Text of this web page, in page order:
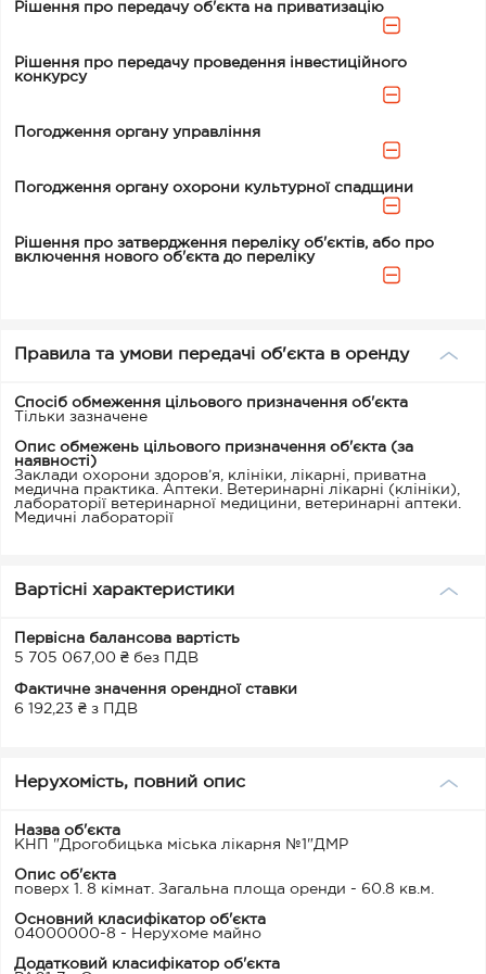
Рішення про передачу об'єкта на приватизацію
Рішення про передачу проведення інвестиційного
конкурсу
Погодження органу управління
Погодження органу охорони культурної спадщини
Рішення про затвердження переліку об'єктів, або про
включення нового об'єкта до переліку
Правила та умови передачі об'єкта в оренду
Спосіб обмеження цільового призначення об'єкта
Тільки зазначене
Опис обмежень цільового призначення об'єкта (за
наявності)
Заклади охорони здоров’я, клініки, лікарні, приватна
медична практика. Аптеки. Ветеринарні лікарні (клініки),
лабораторії ветеринарної медицини, ветеринарні аптеки.
Медичні лабораторії
Вартісні характеристики
Первісна балансова вартість
5 705 067,00 ₴ без ПДВ
Фактичне значення орендної ставки
6 192,23 ₴ з ПДВ
Нерухомість, повний опис
Назва об'єкта
КНП "Дрогобицька міська лікарня №1"ДМР
Опис об'єкта
поверх 1. 8 кімнат. Загальна площа оренди - 60.8 кв.м.
Основний класифікатор об'єкта
04000000-8 - Нерухоме майно
Додатковий класифікатор об'єкта